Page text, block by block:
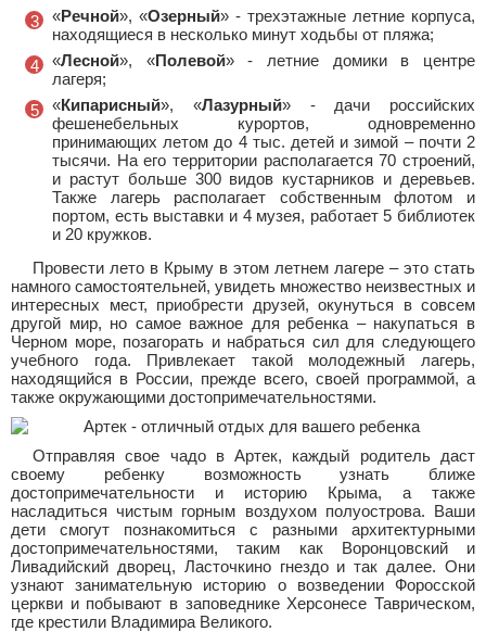
«Речной», «Озерный» - трехэтажные летние корпуса,
находящиеся в несколько минут ходьбы от пляжа;
«Лесной», «Полевой» - летние домики в центре
лагеря;
«Кипарисный», «Лазурный» - дачи российских
фешенебельных курортов, одновременно
принимающих летом до 4 тыс. детей и зимой – почти 2
тысячи. На его территории располагается 70 строений,
и растут больше 300 видов кустарников и деревьев.
Также лагерь располагает собственным флотом и
портом, есть выставки и 4 музея, работает 5 библиотек
и 20 кружков.
Провести лето в Крыму в этом летнем лагере – это стать
намного самостоятельней, увидеть множество неизвестных и
интересных мест, приобрести друзей, окунуться в совсем
другой мир, но самое важное для ребенка – накупаться в
Черном море, позагорать и набраться сил для следующего
учебного года. Привлекает такой молодежный лагерь,
находящийся в России, прежде всего, своей программой, а
также окружающими достопримечательностями.
Отправляя свое чадо в Артек, каждый родитель даст
своему ребенку возможность узнать ближе
достопримечательности и историю Крыма, а также
насладиться чистым горным воздухом полуострова. Ваши
дети смогут познакомиться с разными архитектурными
достопримечательностями, таким как Воронцовский и
Ливадийский дворец, Ласточкино гнездо и так далее. Они
узнают занимательную историю о возведении Форосской
церкви и побывают в заповеднике Херсонесе Таврическом,
где крестили Владимира Великого.